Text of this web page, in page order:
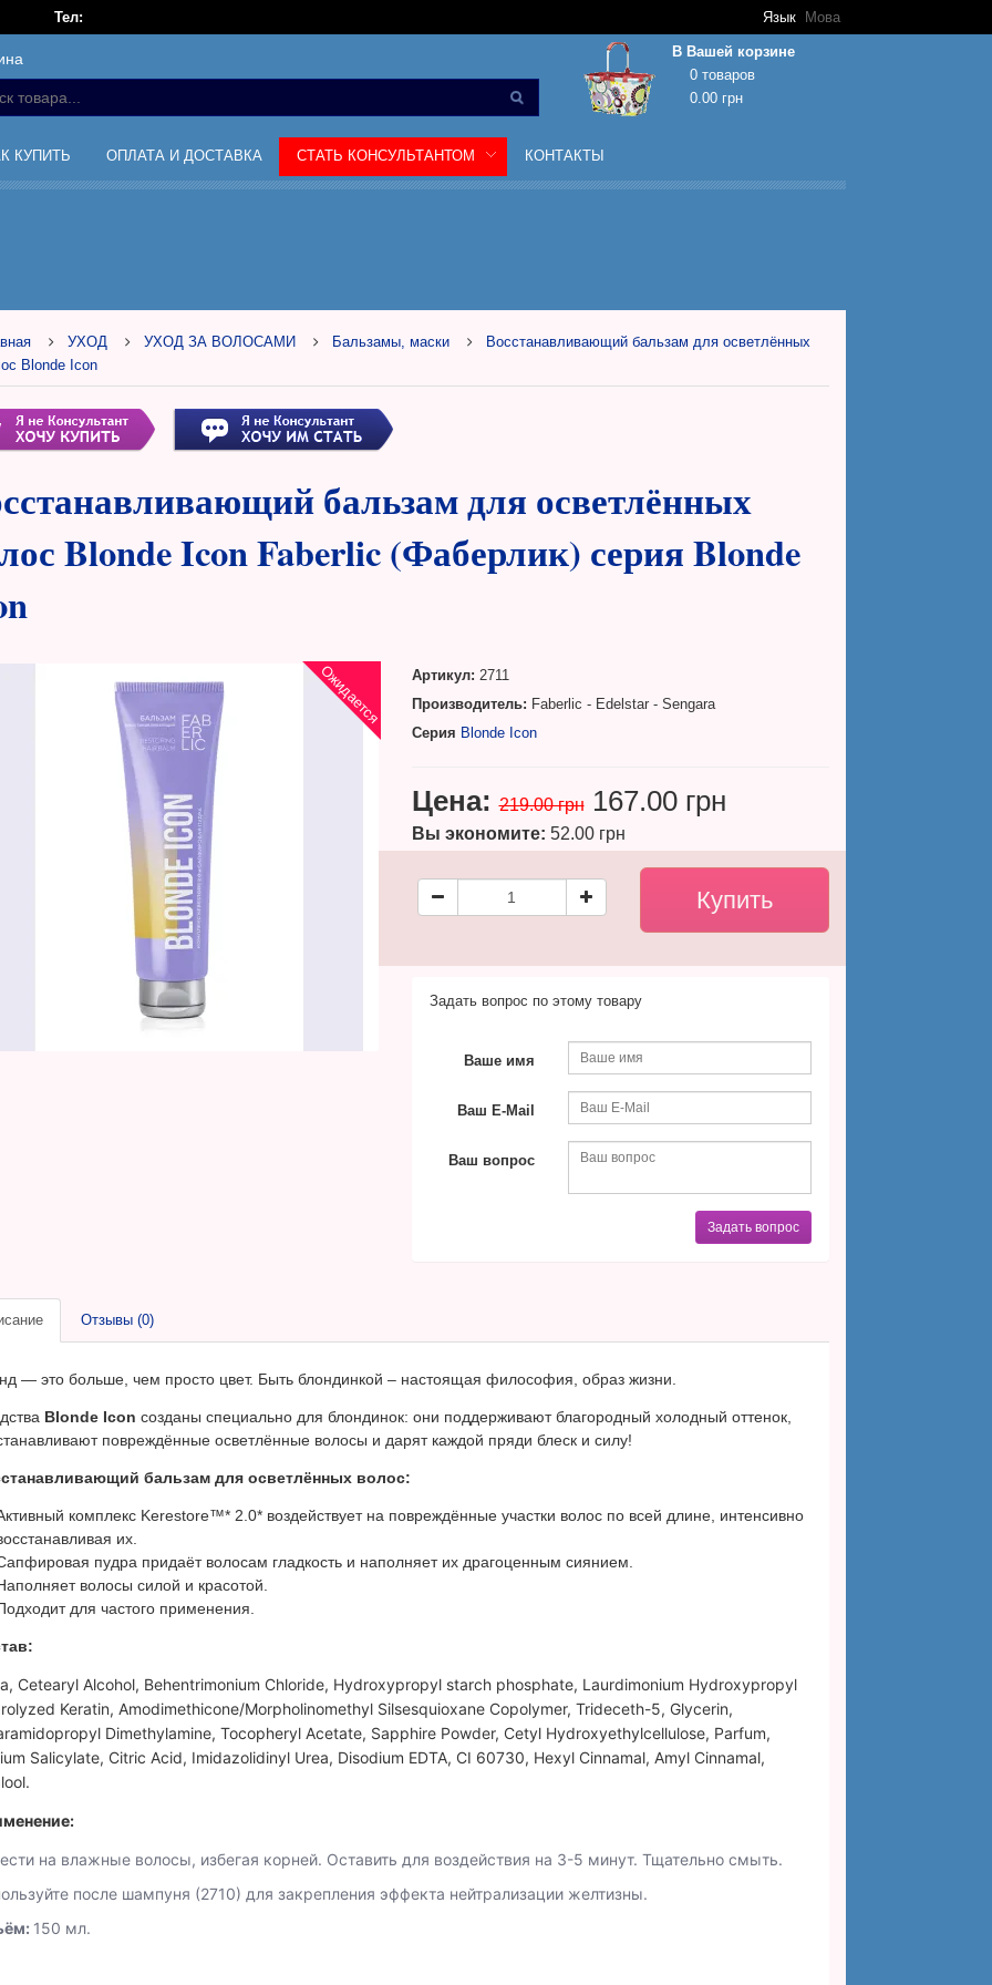
Язык Мова
Тел:
В Вашей корзине
0 товаров
0.00 грн
Корзина покупок пуста!
КУПИТЬ ОПЛАТА И ДОСТАВКА СТАТЬ КОНСУЛЬТАНТОМ КОНТАКТЫ
УХОД УХОД ЗА ВОЛОСАМИ Бальзамы, маски
Восстанавливающий бальзам для осветлённых
Blonde Icon
бальзам для осветлённых
Blonde Icon Faberlic (Фаберлик) серия Blonde
Ожидается Артикул: 2711
Производитель: Faberlic - Edelstar - Sengara
Серия Blonde Icon
Цена: 219.00 грн 167.00 грн
Вы экономите: 52.00 грн
Задать вопрос по этому товару
Ваше имя
Ваш E-Mail
Ваш вопрос
Задать вопрос
Отзывы (0)
— это больше, чем просто цвет. Быть блондинкой – настоящая философия, образ жизни.
Blonde Icon созданы специально для блондинок: они поддерживают благородный холодный оттенок,
повреждённые осветлённые волосы и дарят каждой пряди блеск и силу!
бальзам для осветлённых волос:
комплекс Kerestore™* 2.0* воздействует на повреждённые участки волос по всей длине, интенсивно
их.
пудра придаёт волосам гладкость и наполняет их драгоценным сиянием.
волосы силой и красотой.
для частого применения.
Cetearyl Alcohol, Behentrimonium Chloride, Hydroxypropyl starch phosphate, Laurdimonium Hydroxypropyl
Keratin, Amodimethicone/Morpholinomethyl Silsesquioxane Copolymer, Trideceth-5, Glycerin,
Dimethylamine, Tocopheryl Acetate, Sapphire Powder, Cetyl Hydroxyethylcellulose, Parfum,
Salicylate, Citric Acid, Imidazolidinyl Urea, Disodium EDTA, CI 60730, Hexyl Cinnamal, Amyl Cinnamal,
на влажные волосы, избегая корней. Оставить для воздействия на 3-5 минут. Тщательно смыть.
после шампуня (2710) для закрепления эффекта нейтрализации желтизны.
150 мл.